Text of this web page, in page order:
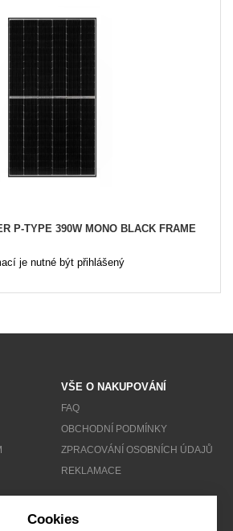
P-TYPE 390W MONO BLACK FRAME
je nutné být přihlášený
VŠE O NAKUPOVÁNÍ
FAQ
OBCHODNÍ PODMÍNKY
ZPRACOVÁNÍ OSOBNÍCH ÚDAJŮ
REKLAMACE
Cookies